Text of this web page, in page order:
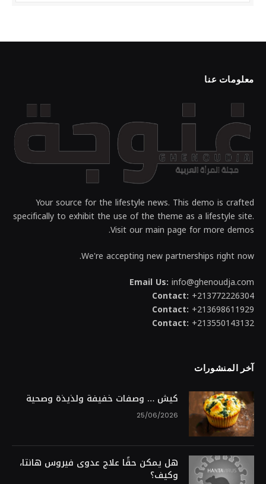
معلومات عنا
Your source for the lifestyle news. This demo is crafted
specifically to exhibit the use of the theme as a lifestyle site.
Visit our main page for more demos.
We're accepting new partnerships right now.
Email Us: info@ghenoudja.com
Contact: +213772226304
Contact: +213698611929
Contact: +213550143132
آخر المنشورات
كيش … وصفات خفيفة ولذيذة وصحية
25/06/2026
هل يمكن حقًا علاج عدوى فيروس هانتا،
وكيف؟